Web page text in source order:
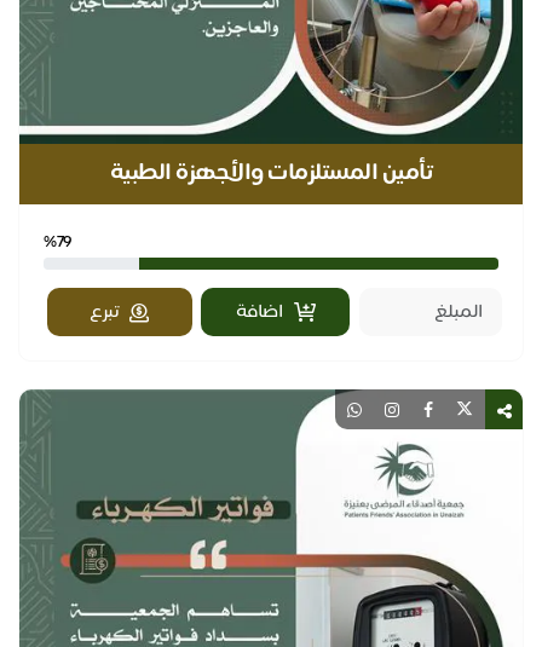
تأمين المستلزمات والأجهزة الطبية
اضافة تبرع